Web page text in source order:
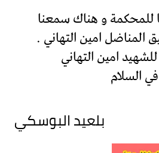
للمحكمة و هناك سمعنا
المناضل امين التهاني .
امين التهاني
السلام
بلعيد البوسكي